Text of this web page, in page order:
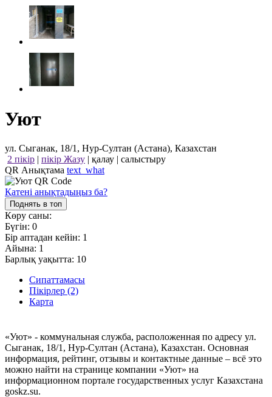
Уют
ул. Сыганак, 18/1, Нур-Султан (Астана), Казахстан
2 пікір | пікір Жазу | қалау | салыстыру
QR Анықтама text_what
Қатені анықтадыңыз ба?
Поднять в топ
Көру саны:
Бүгін: 0
Бір аптадан кейін: 1
Айына: 1
Барлық уақытта: 10
Сипаттамасы
Пікірлер (2)
Карта
«Уют» - коммунальная служба, расположенная по адресу ул.
Сыганак, 18/1, Нур-Султан (Астана), Казахстан. Основная
информация, рейтинг, отзывы и контактные данные – всё это
можно найти на странице компании «Уют» на
информационном портале государственных услуг Казахстана
goskz.su.